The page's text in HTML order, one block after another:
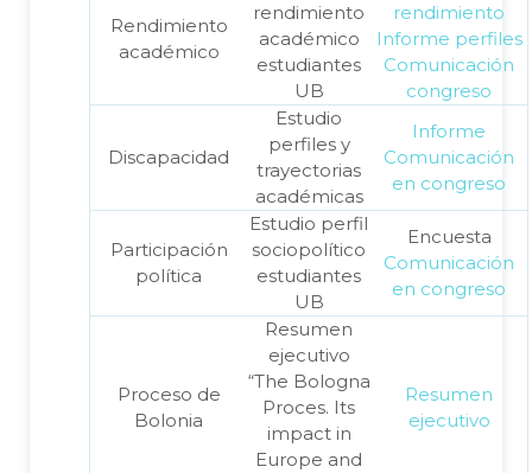
Rendimiento
académico
rendimiento
académico
estudiantes
UB
rendimiento
Informe perfiles
Comunicación
congreso
Discapacidad
Estudio
perfiles y
trayectorias
académicas
Informe
Comunicación
en congreso
Participación
política
Estudio perfil
sociopolítico
estudiantes
UB
Encuesta
Comunicación
en congreso
Proceso de
Bolonia
Resumen
ejecutivo
“The Bologna
Proces. Its
impact in
Europe and
Resumen
ejecutivo